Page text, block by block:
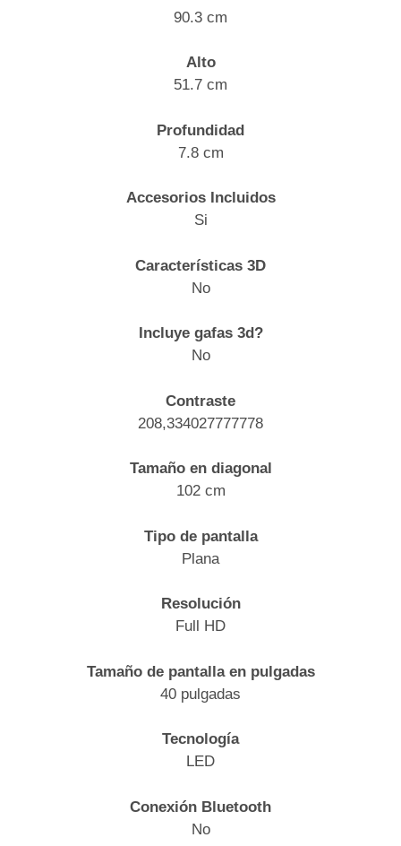
90.3 cm
Alto
51.7 cm
Profundidad
7.8 cm
Accesorios Incluidos
Si
Características 3D
No
Incluye gafas 3d?
No
Contraste
208,334027777778
Tamaño en diagonal
102 cm
Tipo de pantalla
Plana
Resolución
Full HD
Tamaño de pantalla en pulgadas
40 pulgadas
Tecnología
LED
Conexión Bluetooth
No